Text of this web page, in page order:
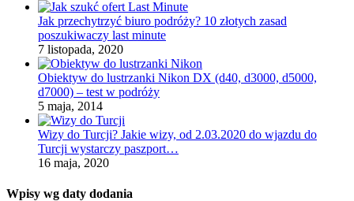
Jak przechytrzyć biuro podróży? 10 złotych zasad
poszukiwaczy last minute
7 listopada, 2020
Obiektyw do lustrzanki Nikon DX (d40, d3000, d5000,
d7000) – test w podróży
5 maja, 2014
Wizy do Turcji? Jakie wizy, od 2.03.2020 do wjazdu do
Turcji wystarczy paszport…
16 maja, 2020
Wpisy wg daty dodania